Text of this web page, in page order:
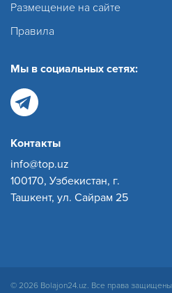
Размещение на сайте
Правила
Мы в социальных сетях:
Контакты
info@top.uz
100170, Узбекистан, г.
Ташкент, ул. Сайрам 25
© 2026 Bolajon24.uz. Все права